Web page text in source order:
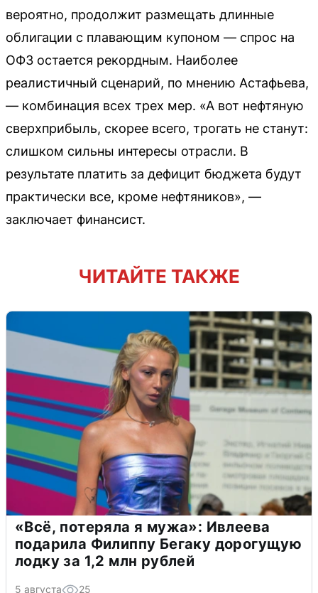
вероятно, продолжит размещать длинные
облигации с плавающим купоном — спрос на
ОФЗ остается рекордным. Наиболее
реалистичный сценарий, по мнению Астафьева,
— комбинация всех трех мер. «А вот нефтяную
сверхприбыль, скорее всего, трогать не станут:
слишком сильны интересы отрасли. В
результате платить за дефицит бюджета будут
практически все, кроме нефтяников», —
заключает финансист.
ЧИТАЙТЕ ТАКЖЕ
«Всё, потеряла я мужа»: Ивлеева
подарила Филиппу Бегаку дорогущую
лодку за 1,2 млн рублей
5 августа 25